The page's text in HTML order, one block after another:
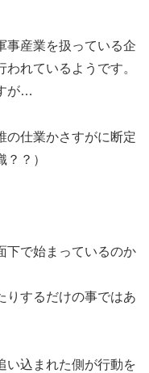
事産業を扱っている企
れているようです。
が…
の仕業かさすがに断定
？）
下で始まっているのか
りするだけの事ではあ
い込まれた側が行動を